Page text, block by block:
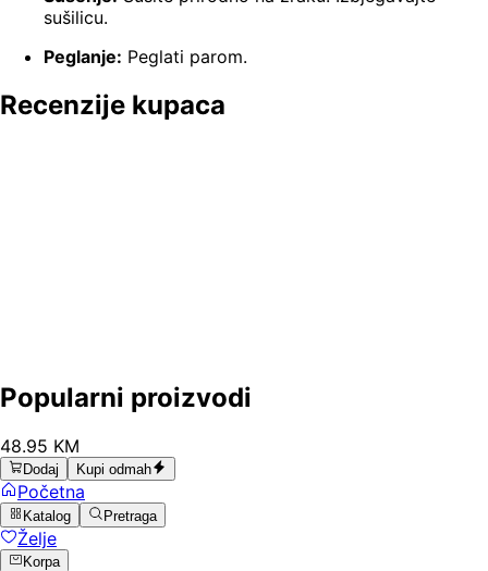
sušilicu.
Peglanje: Peglati parom.
Recenzije kupaca
Popularni proizvodi
48.95 KM
Dodaj Kupi odmah
Početna
Katalog Pretraga
Želje
Korpa